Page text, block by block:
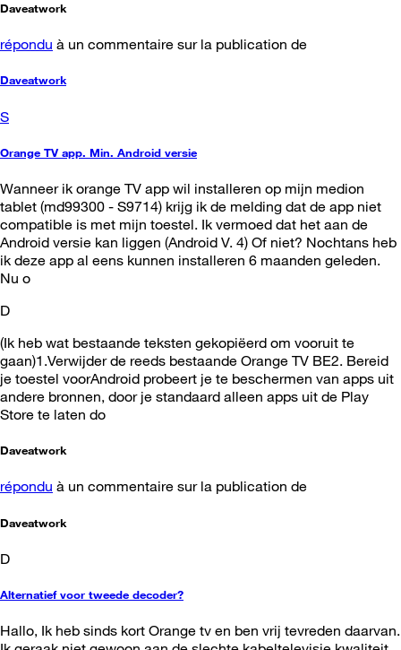
Daveatwork
répondu à un commentaire sur la publication de
Daveatwork
S
Orange TV app. Min. Android versie
Wanneer ik orange TV app wil installeren op mijn medion
tablet (md99300 - S9714) krijg ik de melding dat de app niet
compatible is met mijn toestel. Ik vermoed dat het aan de
Android versie kan liggen (Android V. 4) Of niet? Nochtans heb
ik deze app al eens kunnen installeren 6 maanden geleden.
Nu o
D
(Ik heb wat bestaande teksten gekopiëerd om vooruit te
gaan)1.Verwijder de reeds bestaande Orange TV BE2. Bereid
je toestel voorAndroid probeert je te beschermen van apps uit
andere bronnen, door je standaard alleen apps uit de Play
Store te laten do
Daveatwork
répondu à un commentaire sur la publication de
Daveatwork
D
Alternatief voor tweede decoder?
Hallo, Ik heb sinds kort Orange tv en ben vrij tevreden daarvan.